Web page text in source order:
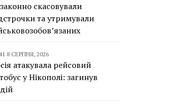
скасовували
та утримували
8 СЕРПНЯ, 2026
атакувала рейсовий
у Нікополі: загинув